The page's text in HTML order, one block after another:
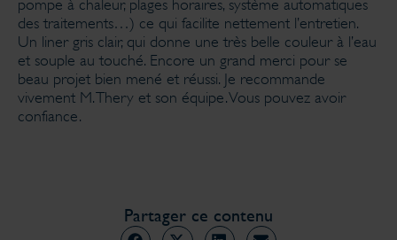
pompe à chaleur, plages horaires, système automatiques
des traitements…) ce qui facilite nettement l’entretien.
Un liner gris clair, qui donne une très belle couleur à l’eau
et souple au touché. Encore un grand merci pour se
beau projet bien mené et réussi. Je recommande
vivement M. Thery et son équipe. Vous pouvez avoir
confiance.
Partager ce contenu